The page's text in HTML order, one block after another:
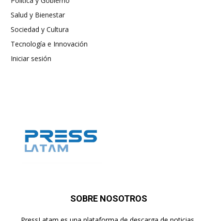
Salud y Bienestar
Sociedad y Cultura
Tecnología e Innovación
Iniciar sesión
SOBRE NOSOTROS